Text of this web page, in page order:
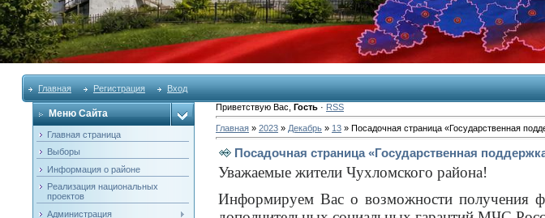
Главная Регистрация Вход
Меню Сайта
Главная страница
Выборы
Информация о районе
Реализация национальных
проектов
Администрация
Приветствую Вас Гость· RSS
Главная» 2023 » Декабрь » 13» Посадочная страница «Государственная
Посадочная страница «Государственная
Уважаемые жители Чухломского района!
Информируем Вас о возможности получения